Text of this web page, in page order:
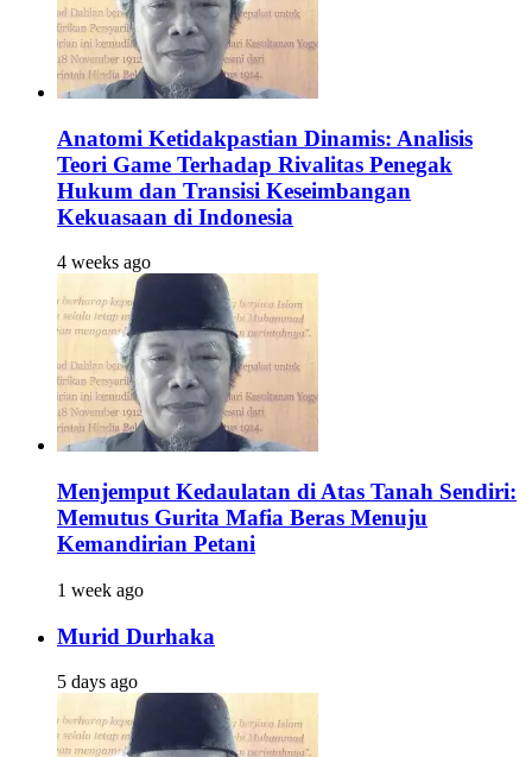
Anatomi Ketidakpastian Dinamis: Analisis
Teori Game Terhadap Rivalitas Penegak
Hukum dan Transisi Keseimbangan
Kekuasaan di Indonesia
4 weeks ago
Menjemput Kedaulatan di Atas Tanah Sendiri:
Memutus Gurita Mafia Beras Menuju
Kemandirian Petani
1 week ago
Murid Durhaka
5 days ago